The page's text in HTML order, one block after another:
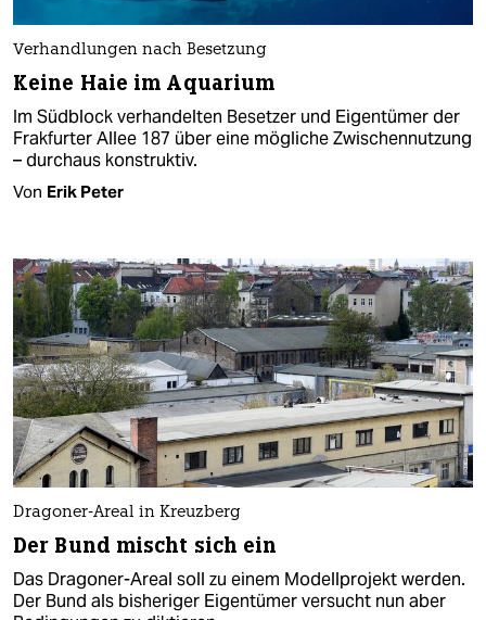
Verhandlungen nach Besetzung
Keine Haie im Aquarium
Im Südblock verhandelten Besetzer und Eigentümer der
Frakfurter Allee 187 über eine mögliche Zwischennutzung
– durchaus konstruktiv.
Von Erik Peter
Dragoner-Areal in Kreuzberg
Der Bund mischt sich ein
Das Dragoner-Areal soll zu einem Modellprojekt werden.
Der Bund als bisheriger Eigentümer versucht nun aber